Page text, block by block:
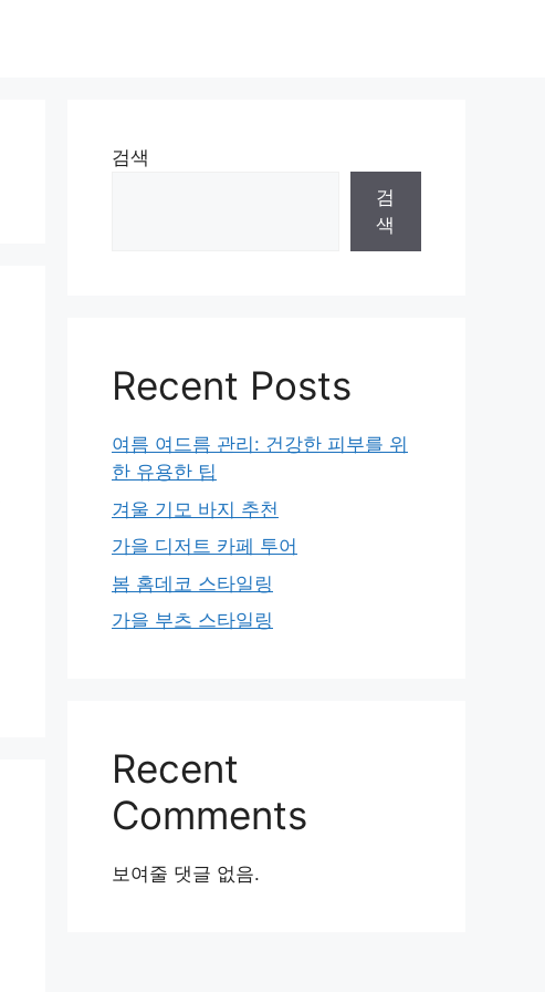
검색
검
색
Recent Posts
여름 여드름 관리: 건강한 피부를 위
한 유용한 팁
겨울 기모 바지 추천
가을 디저트 카페 투어
봄 홈데코 스타일링
가을 부츠 스타일링
Recent
Comments
보여줄 댓글 없음.